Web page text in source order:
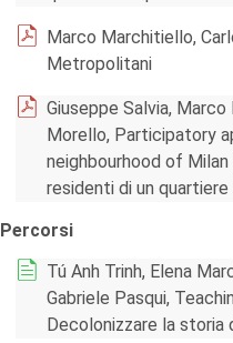
Marco Marchitiello,
Metropolitani
Giuseppe Salvia,
Morello, Participatory
neighbourhood of
residenti di un quartiere
Percorsi
Tú Anh Trinh, Elena
Gabriele Pasqui,
Decolonizzare la storia